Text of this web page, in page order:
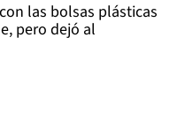
las bolsas plásticas
pero dejó al